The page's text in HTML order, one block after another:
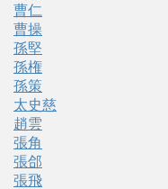
曹仁
曹操
孫堅
孫権
孫策
太史慈
趙雲
張角
張郃
張飛